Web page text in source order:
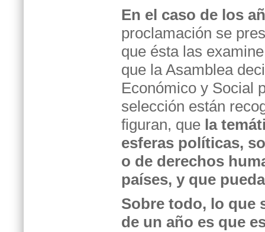
En el caso de los
proclamación se
que ésta las
que la Asamblea
Económico y Social
selección están
figuran, que la
esferas políticas,
o de derechos
países, y que
Sobre todo, lo que
de un año es que